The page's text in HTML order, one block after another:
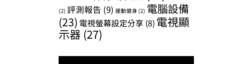
(2) 評測報告 (9) 運動健身 (2) 電腦設備
(23) 電視螢幕設定分享 (8) 電視顯
示器 (27)